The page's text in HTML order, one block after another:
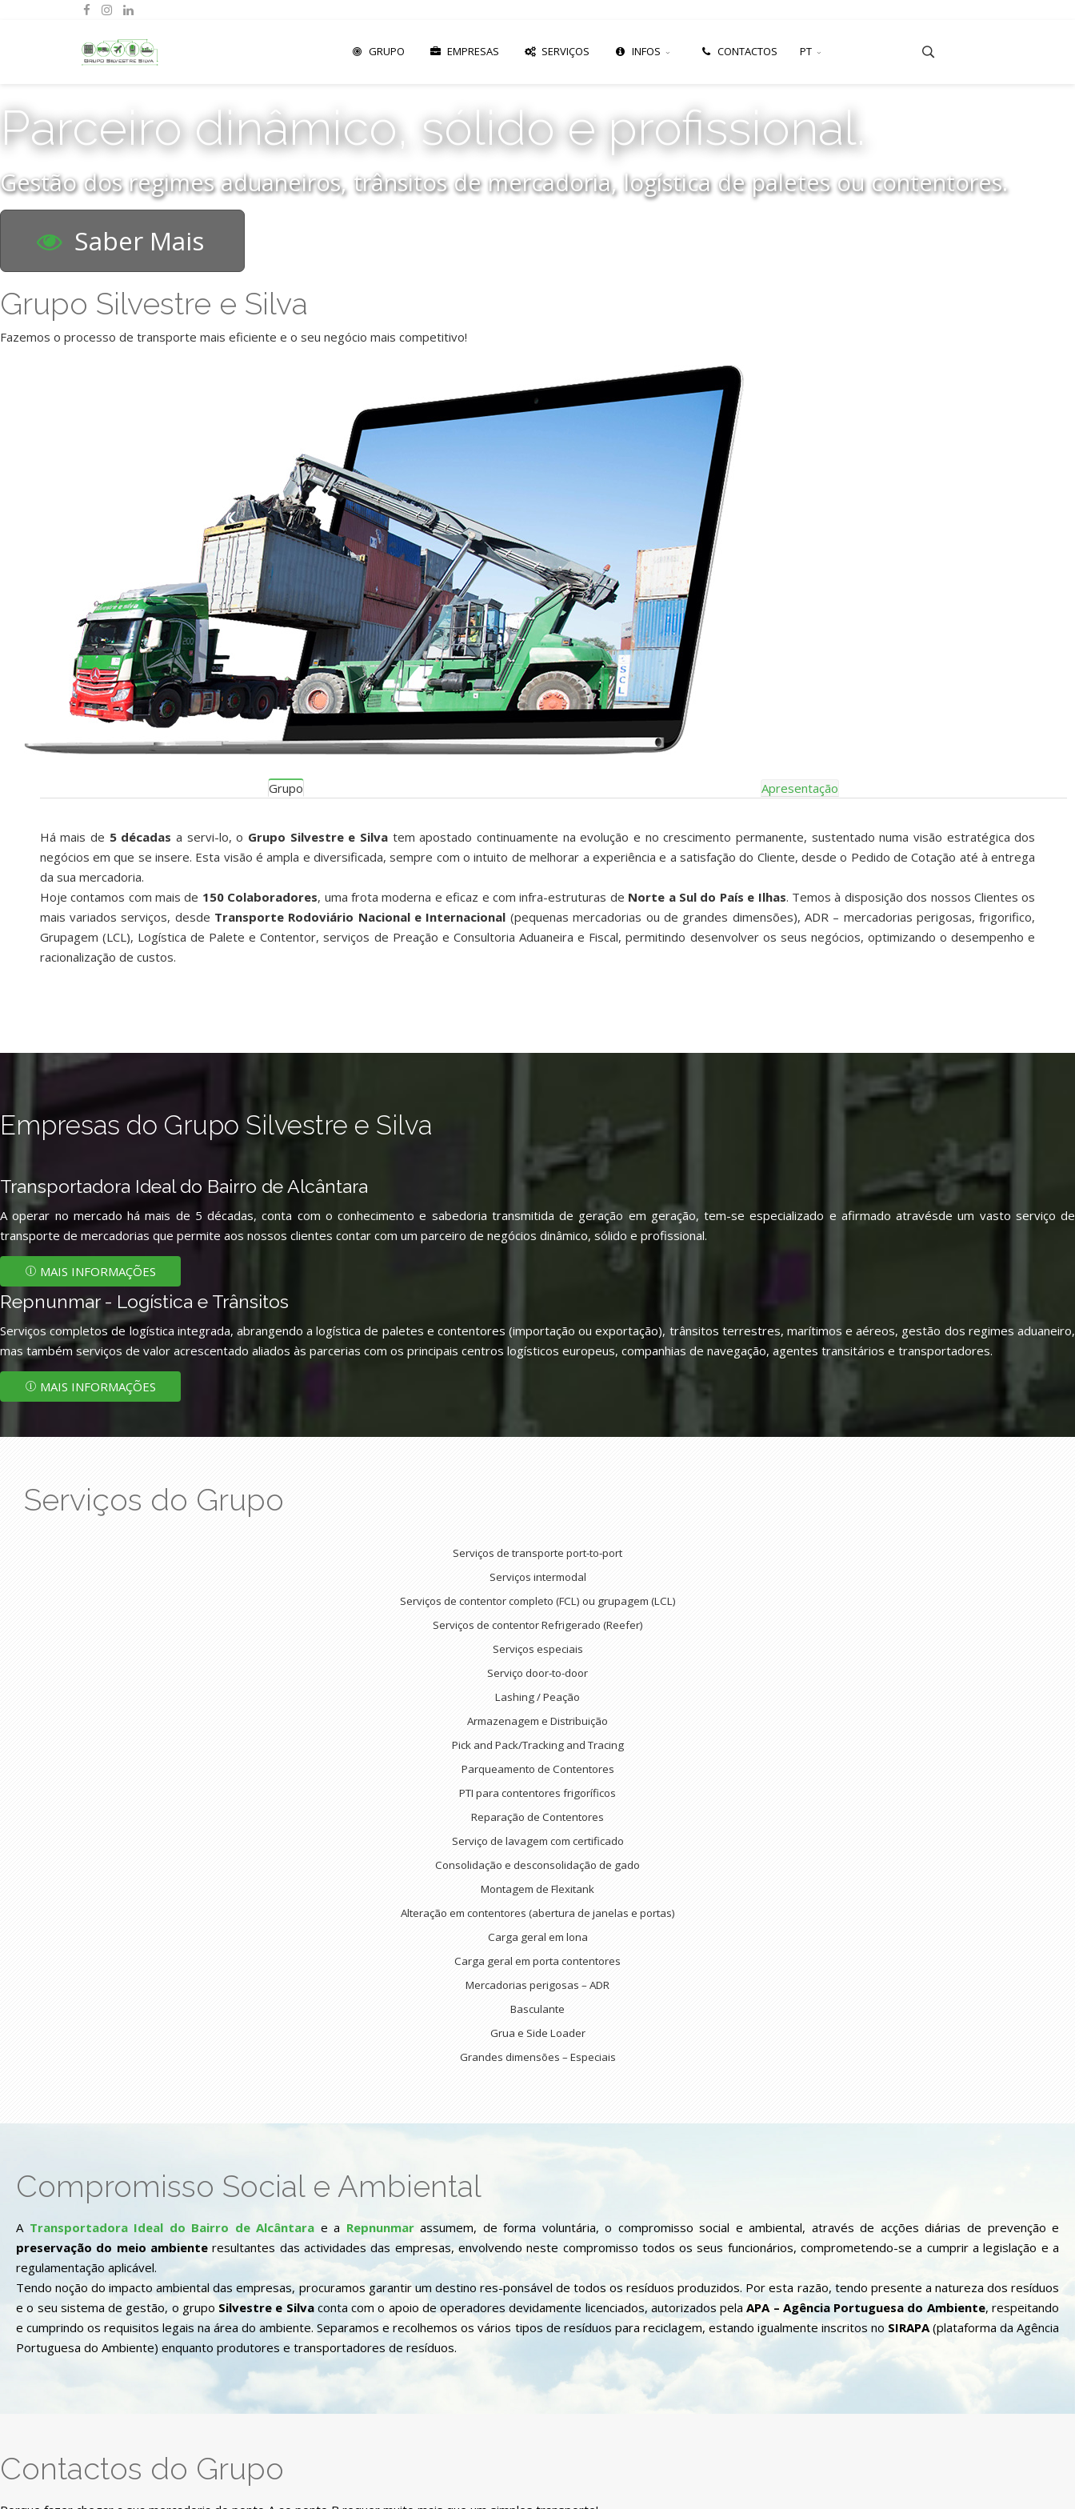
GRUPO EMPRESAS SERVIÇOS INFOS CONTACTOS PT
Parceiro dinâmico, sólido e profissional.
Gestão dos regimes aduaneiros, trânsitos de mercadoria, logística de paletes ou contentores.
Saber Mais
Grupo Silvestre e Silva
Fazemos o processo de transporte mais eficiente e o seu negócio mais competitivo!
Grupo Apresentação
Há mais de 5 décadas a servi-lo, o Grupo Silvestre e Silva tem apostado continuamente na evolução e no crescimento permanente, sustentado numa visão estratégica dos
negócios em que se insere. Esta visão é ampla e diversificada, sempre com o intuito de melhorar a experiência e a satisfação do Cliente, desde o Pedido de Cotação até à entrega
da sua mercadoria.
Hoje contamos com mais de 150 Colaboradores, uma frota moderna e eficaz e com infra-estruturas de Norte a Sul do País e Ilhas. Temos à disposição dos nossos Clientes os
mais variados serviços, desde Transporte Rodoviário Nacional e Internacional (pequenas mercadorias ou de grandes dimensões), ADR – mercadorias perigosas, frigorifico,
Grupagem (LCL), Logística de Palete e Contentor, serviços de Preação e Consultoria Aduaneira e Fiscal, permitindo desenvolver os seus negócios, optimizando o desempenho e
racionalização de custos.
Empresas do Grupo Silvestre e Silva
Transportadora Ideal do Bairro de Alcântara
A operar no mercado há mais de 5 décadas, conta com o conhecimento e sabedoria transmitida de geração em geração, tem-se especializado e afirmado atravésde um vasto serviço de
transporte de mercadorias que permite aos nossos clientes contar com um parceiro de negócios dinâmico, sólido e profissional.
MAIS INFORMAÇÕES
Repnunmar - Logística e Trânsitos
Serviços completos de logística integrada, abrangendo a logística de paletes e contentores (importação ou exportação), trânsitos terrestres, marítimos e aéreos, gestão dos regimes aduaneiro,
mas também serviços de valor acrescentado aliados às parcerias com os principais centros logísticos europeus, companhias de navegação, agentes transitários e transportadores.
MAIS INFORMAÇÕES
Serviços do Grupo
Serviços de transporte port-to-port
Serviços intermodal
Serviços de contentor completo (FCL) ou grupagem (LCL)
Serviços de contentor Refrigerado (Reefer)
Serviços especiais
Serviço door-to-door
Lashing / Peação
Armazenagem e Distribuição
Pick and Pack/Tracking and Tracing
Parqueamento de Contentores
PTI para contentores frigoríficos
Reparação de Contentores
Serviço de lavagem com certificado
Consolidação e desconsolidação de gado
Montagem de Flexitank
Alteração em contentores (abertura de janelas e portas)
Carga geral em lona
Carga geral em porta contentores
Mercadorias perigosas – ADR
Basculante
Grua e Side Loader
Grandes dimensões – Especiais
Compromisso Social e Ambiental
A Transportadora Ideal do Bairro de Alcântara e a Repnunmarassumem, de forma voluntária, o compromisso social e ambiental, através de acções diárias de prevenção e
preservação do meio ambienteresultantes das actividades das empresas, envolvendo neste compromisso todos os seus funcionários, comprometendo-se a cumprir a legislação e a
regulamentação aplicável.
Tendo noção do impacto ambiental das empresas, procuramos garantir um destino res-ponsável de todos os resíduos produzidos. Por esta razão, tendo presente a natureza dos resíduos
e o seu sistema de gestão, o grupo Silvestre e Silvaconta com o apoio de operadores devidamente licenciados, autorizados pela APA – Agência Portuguesa do Ambiente, respeitando
e cumprindo os requisitos legais na área do ambiente. Separamos e recolhemos os vários tipos de resíduos para reciclagem, estando igualmente inscritos no SIRAPA(plataforma da Agência
Portuguesa do Ambiente) enquanto produtores e transportadores de resíduos.
Contactos do Grupo